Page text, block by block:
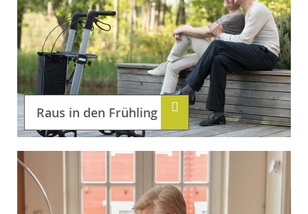
Raus in den Frühling